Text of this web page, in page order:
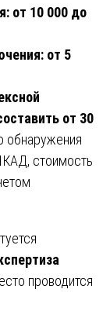
от 10 000 до
от 5
от 30
обнаружения
стоимость
проводится